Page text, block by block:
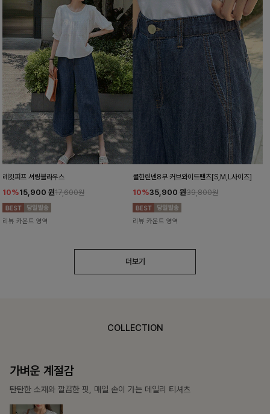
레킷퍼프 셔링블라우스
10%15,900 원17,600원
리뷰 카운트 영역
쿨한린넨8부 커브와이드팬츠[S,M,L사이즈]
10%35,900 원39,800원
리뷰 카운트 영역
더보기
COLLECTION
가장 쉬운 코디
특별한 날부터 일상까지 함께하는 룩